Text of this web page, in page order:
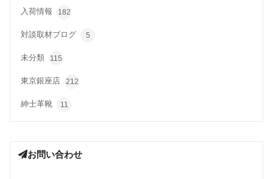
入荷情報 182
対談取材ブログ 5
未分類 115
東京銀座店 212
紳士革靴 11
お問い合わせ